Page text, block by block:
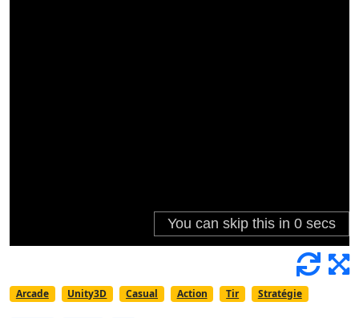
Arcade Unity3D Casual Action Tir Stratégie